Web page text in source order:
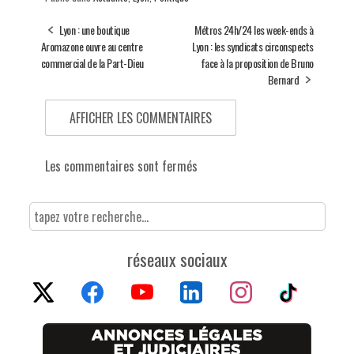
Lyon : une boutique
Aromazone ouvre au centre
commercial de la Part-Dieu
Métros 24h/24 les week-ends à
Lyon : les syndicats circonspects
face à la proposition de Bruno
Bernard
AFFICHER LES COMMENTAIRES
Les commentaires sont fermés
réseaux sociaux